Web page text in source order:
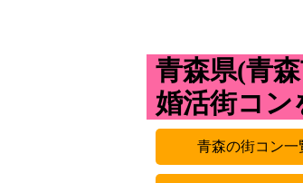
青森県(青
婚活街コン
青森の街コン一